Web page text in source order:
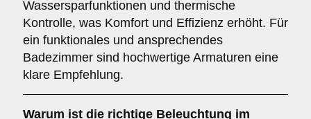
Wassersparfunktionen und thermische
Kontrolle, was Komfort und Effizienz erhöht. Für
ein funktionales und ansprechendes
Badezimmer sind hochwertige Armaturen eine
klare Empfehlung.
Warum ist die richtige Beleuchtung im